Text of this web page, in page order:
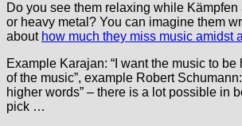
Do you see them relaxing while
or heavy metal? You can imagine them
about how much they miss music amidst
Example Karajan: “I want the music to be
of the music”, example Robert
higher words” – there is a lot possible in
pick …